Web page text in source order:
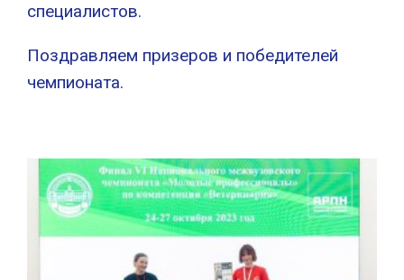
специалистов.
Поздравляем призеров и победителей
чемпионата.